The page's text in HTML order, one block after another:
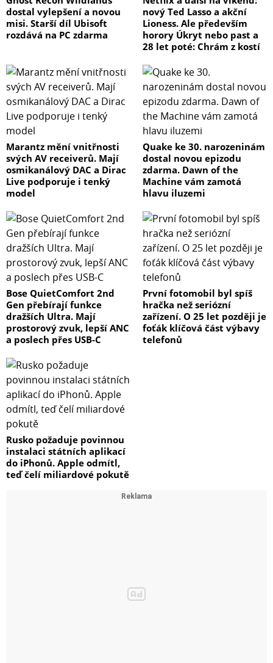
dostal vylepšení a novou
misi. Starší díl Ubisoft
rozdává na PC zdarma
nový Ted Lasso a akční
Lioness. Ale především
horory Úkryt nebo past a
28 let poté: Chrám z kostí
Marantz mění vnitřnosti
svých AV receiverů. Mají
osmikanálový DAC a Dirac
Live podporuje i tenký
model
Quake ke 30. narozeninám
dostal novou epizodu
zdarma. Dawn of the
Machine vám zamotá
hlavu iluzemi
Bose QuietComfort 2nd
Gen přebírají funkce
dražších Ultra. Mají
prostorový zvuk, lepší ANC
a poslech přes USB-C
První fotomobil byl spíš
hračka než seriózní
zařízení. O 25 let později je
foťák klíčová část výbavy
telefonů
Rusko požaduje povinnou
instalaci státních aplikací
do iPhonů. Apple odmítl,
teď čelí miliardové pokutě